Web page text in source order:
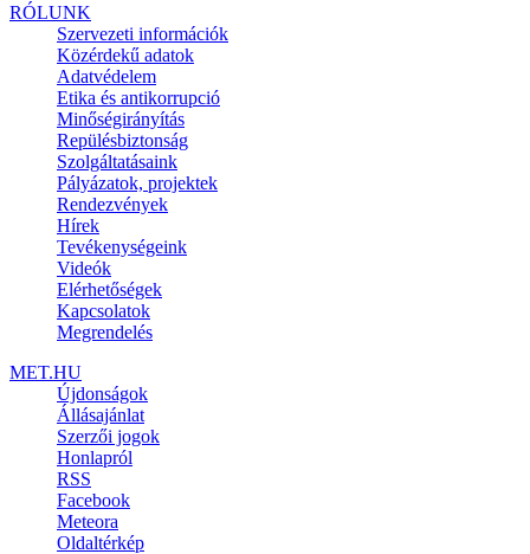
RÓLUNK
Szervezeti információk
Közérdekű adatok
Adatvédelem
Etika és antikorrupció
Minőségirányítás
Repülésbiztonság
Szolgáltatásaink
Pályázatok, projektek
Rendezvények
Hírek
Tevékenységeink
Videók
Elérhetőségek
Kapcsolatok
Megrendelés
MET.HU
Újdonságok
Állásajánlat
Szerzői jogok
Honlapról
RSS
Facebook
Meteora
Oldaltérkép